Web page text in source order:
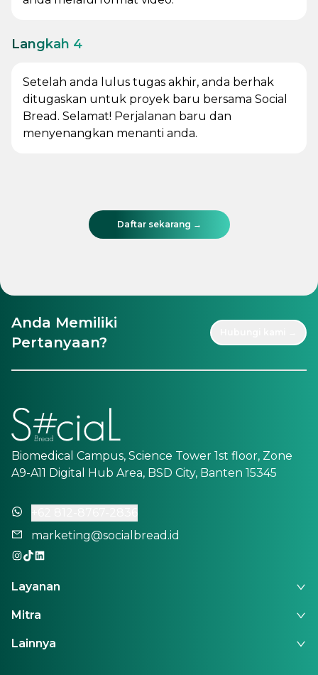
Langkah 4
Setelah anda lulus tugas akhir, anda berhak
ditugaskan untuk proyek baru bersama Social
Bread. Selamat! Perjalanan baru dan
menyenangkan menanti anda.
Daftar sekarang →
Anda Memiliki
Pertanyaan?
Biomedical Campus, Science Tower 1st floor, Zone
A9-A11 Digital Hub Area, BSD City, Banten 15345
marketing@socialbread.id
Layanan
Mitra
Lainnya